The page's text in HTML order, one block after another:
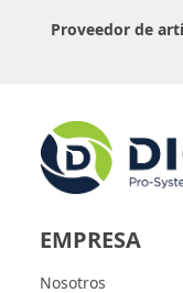
Proveedor de
EMPRESA
Nosotros